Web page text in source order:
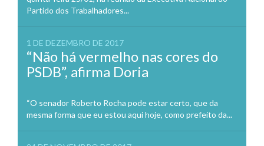
Partido dos Trabalhadores...
1 DE DEZEMBRO DE 2017
“Não há vermelho nas cores do
PSDB”, afirma Doria
“O senador Roberto Rocha pode estar certo, que da
mesma forma que eu estou aqui hoje, como prefeito da...